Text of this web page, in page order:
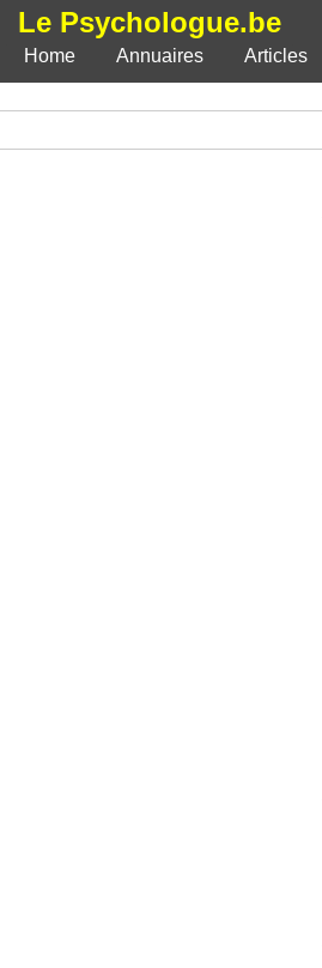
Le Psychologue.be
Home
Annuaires Articles